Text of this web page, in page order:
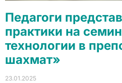
Педагоги
практики на
технологии в
шахмат»
23.01.2025